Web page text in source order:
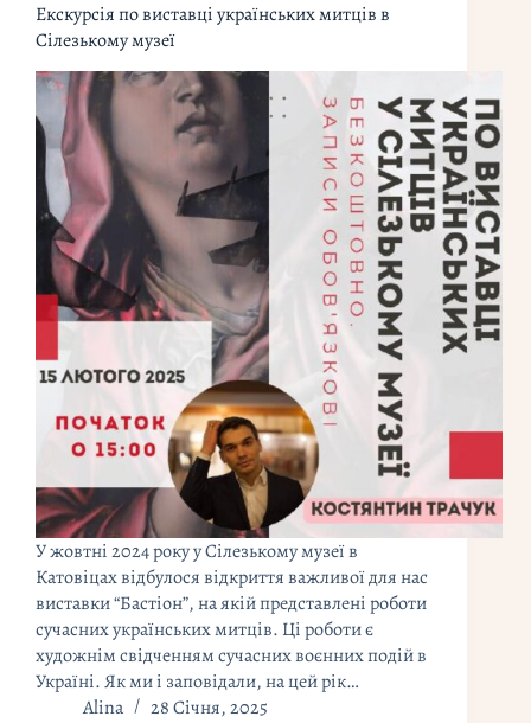
Екскурсія по виставці українських митців в
Сілезькому музеї
У жовтні 2024 року у Сілезькому музеї в
Катовіцах відбулося відкриття важливої для нас
виставки “Бастіон”, на якій представлені роботи
сучасних українських митців. Ці роботи є
художнім свідченням сучасних воєнних подій в
Україні. Як ми і заповідали, на цей рік…
Alina
28 Січня, 2025